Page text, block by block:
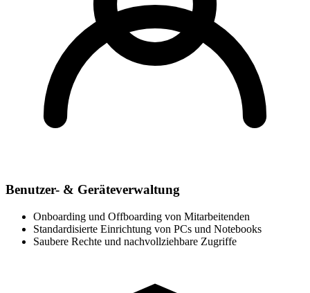
Benutzer- & Geräteverwaltung
Onboarding und Offboarding von Mitarbeitenden
Standardisierte Einrichtung von PCs und Notebooks
Saubere Rechte und nachvollziehbare Zugriffe